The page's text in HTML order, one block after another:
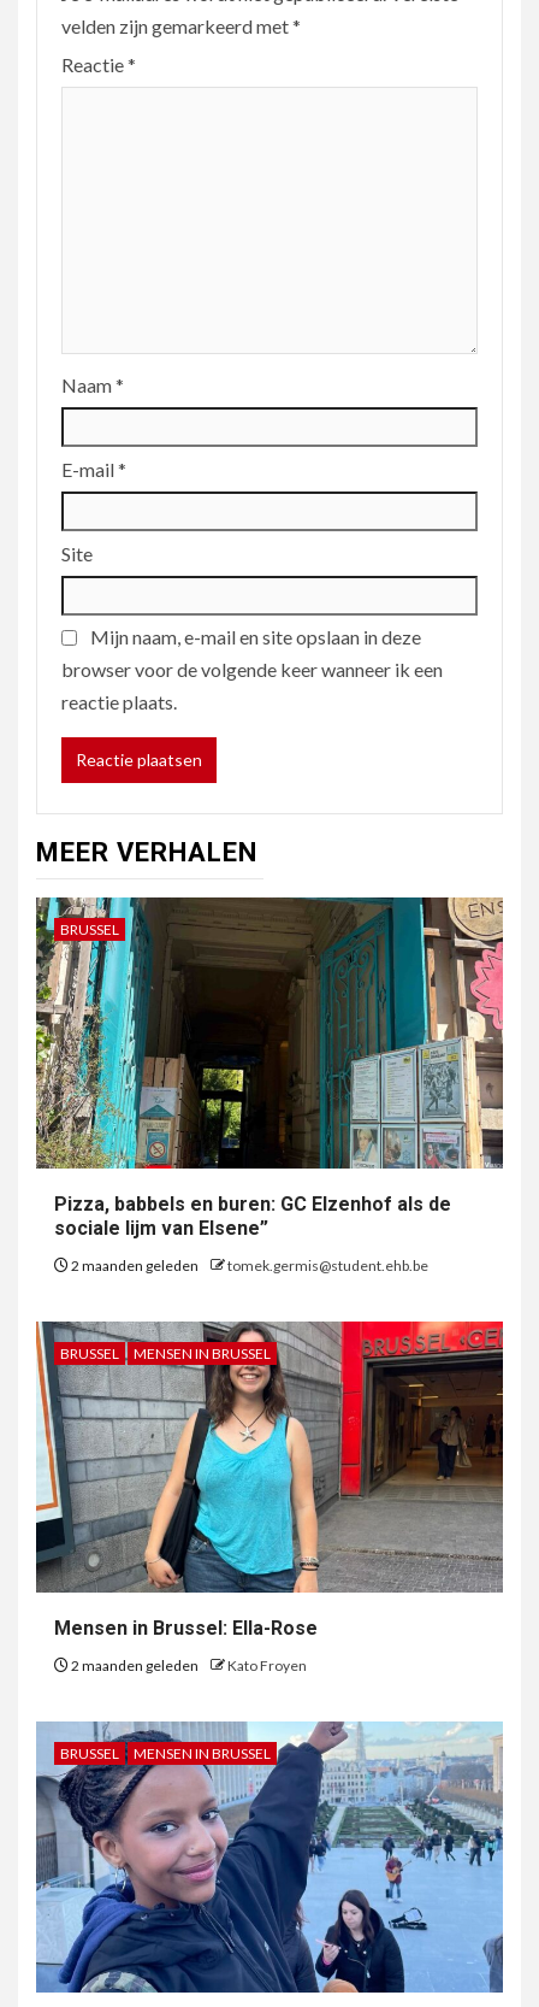
velden zijn gemarkeerd met*
Reactie*
Naam*
E-mail*
Site
Mijn naam, e-mail en site opslaan in deze
browser voor de volgende keer wanneer ik een
reactie plaats.
MEER VERHALEN
BRUSSEL
Pizza, babbels en buren: GC Elzenhof als de
sociale lijm van Elsene”
2 maanden geleden tomek.germis@student.ehb.be
BRUSSEL MENSEN IN BRUSSEL
Mensen in Brussel: Ella-Rose
2 maanden geleden Kato Froyen
BRUSSEL MENSEN IN BRUSSEL